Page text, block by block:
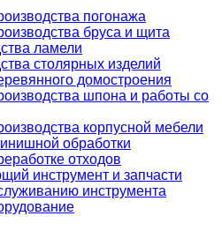
погонажа
бруса и щита
ламели
столярных изделий
домостроения
шпона и работы со
корпусной мебели
обработки
отходов
инструмент и запчасти
инструмента